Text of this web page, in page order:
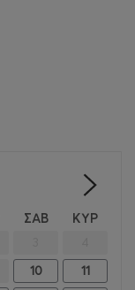
ΣΑΒ ΚΥΡ
10
11